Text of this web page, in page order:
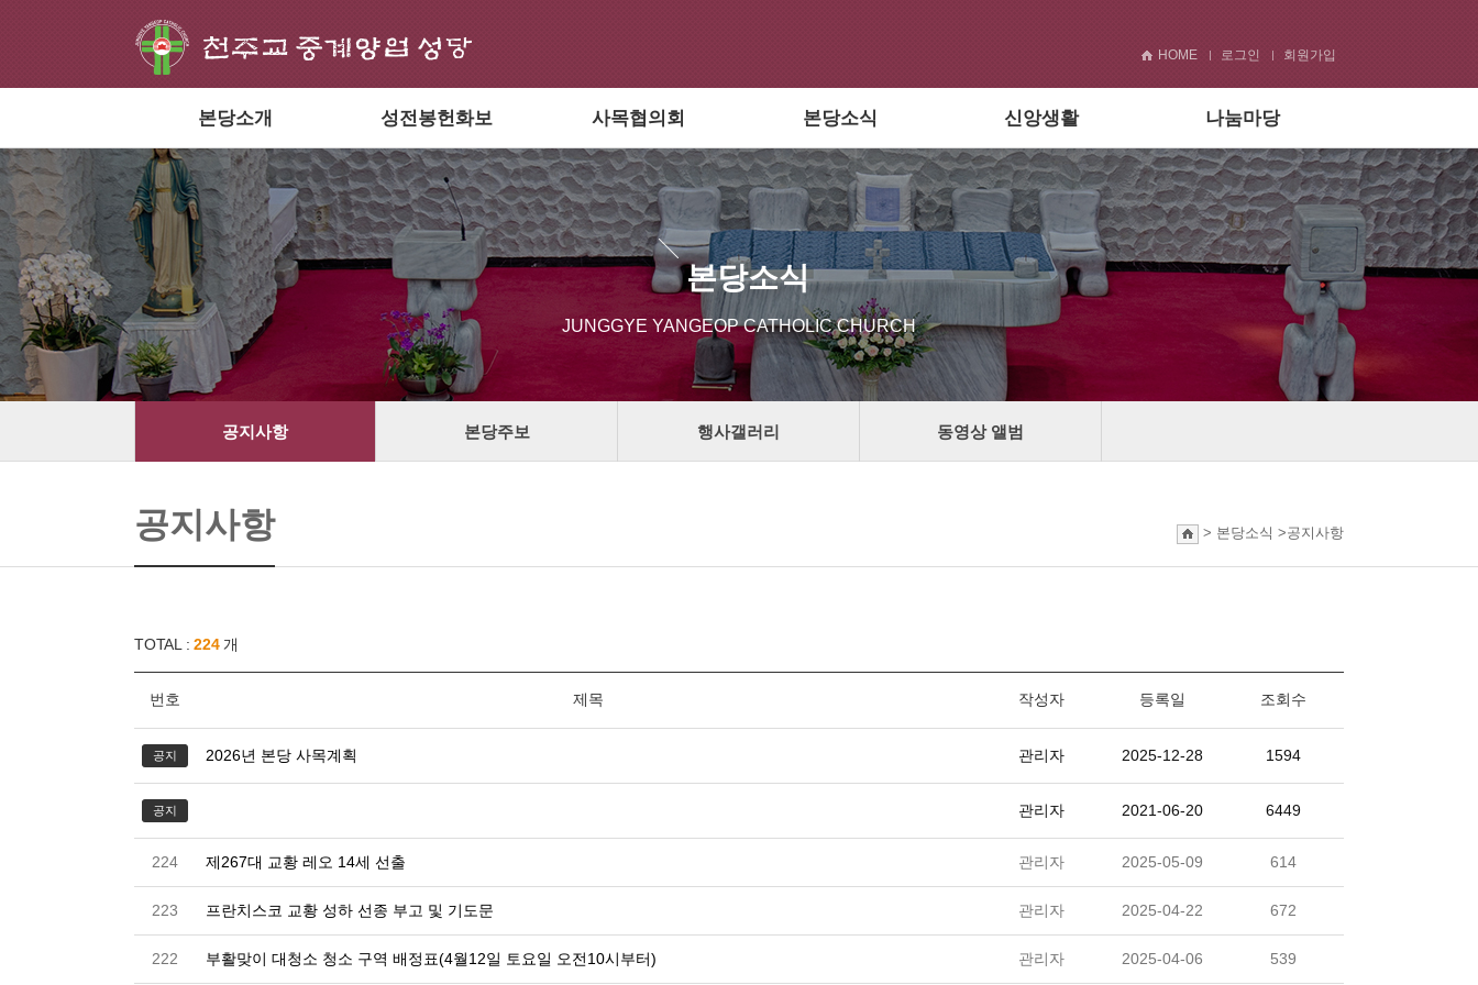
HOME 로그인 회원가입
본당소개 성전봉헌화보 사목협의회 본당소식 신앙생활 나눔마당
본당소식
JUNGGYE YANGEOP CATHOLIC CHURCH
공지사항 본당주보 행사갤러리 동영상 앨범
> 본당소식 >공지사항
공지사항
TOTAL : 224개
번호 제목 작성자 등록일 조회수
공지 2026년 본당 사목계획 관리자 2025-12-28 1594
공지 관리자 2021-06-20 6449
224 제267대 교황 레오 14세 선출 관리자 2025-05-09 614
223 프란치스코 교황 성하 선종 부고 및 기도문 관리자 2025-04-22 672
222 부활맞이 대청소 청소 구역 배정표(4월12일 토요일 오전10시부터) 관리자 2025-04-06 539